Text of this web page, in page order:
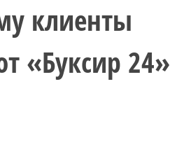
клиенты
«Буксир 24»